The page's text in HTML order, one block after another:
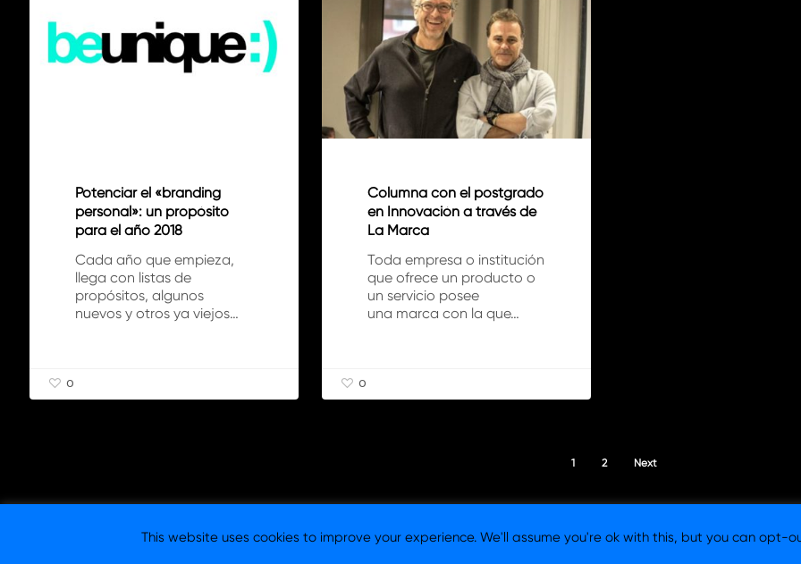
personal»:
propósito
Potenciar el «branding
personal»: un propósito
para el año 2018
Cada año que empieza,
llega con listas de
propósitos, algunos
nuevos y otros ya viejos…
0
postgrado
Innovación
través
La
Marca
Columna con el postgrado
en Innovación a través de
La Marca
Toda empresa o institución
que ofrece un producto o
un servicio posee
una marca con la que…
0
1 2 Next
This website uses cookies to improve your experience. We'll assume you're ok with this, but you can opt-